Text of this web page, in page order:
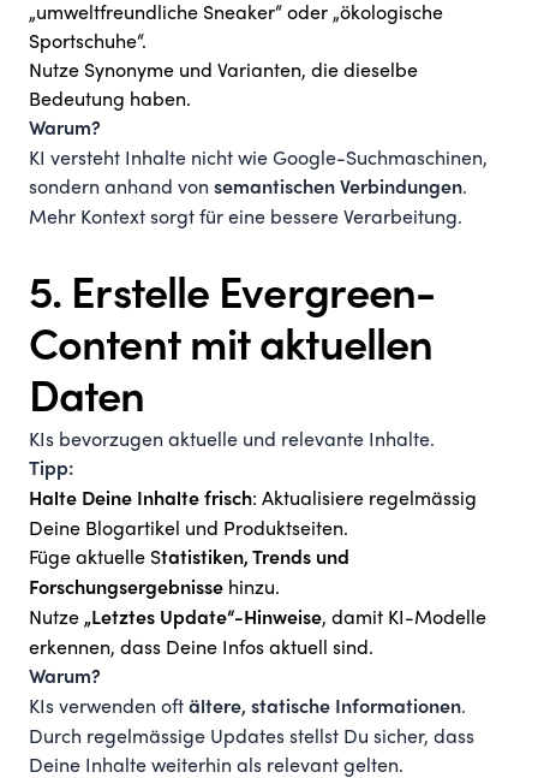
„umweltfreundliche Sneaker“ oder „ökologische
Sportschuhe“.
Nutze Synonyme und Varianten, die dieselbe
Bedeutung haben.
Warum?
KI versteht Inhalte nicht wie Google-Suchmaschinen,
sondern anhand von semantischen Verbindungen.
Mehr Kontext sorgt für eine bessere Verarbeitung.
5. Erstelle Evergreen-
Content mit aktuellen
Daten
KIs bevorzugen aktuelle und relevante Inhalte.
Tipp:
Halte Deine Inhalte frisch: Aktualisiere regelmässig
Deine Blogartikel und Produktseiten.
Füge aktuelle Statistiken, Trends und
Forschungsergebnisse hinzu.
Nutze „Letztes Update“-Hinweise, damit KI-Modelle
erkennen, dass Deine Infos aktuell sind.
Warum?
KIs verwenden oft ältere, statische Informationen.
Durch regelmässige Updates stellst Du sicher, dass
Deine Inhalte weiterhin als relevant gelten.